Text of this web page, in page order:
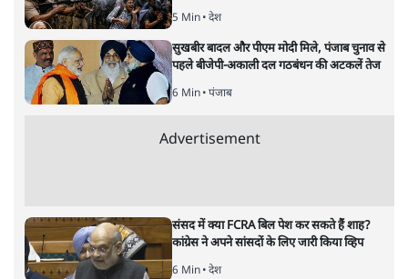
5 Min• देश
सुखबीर बादल और पीएम मोदी मिले, पंजाब चुनाव से
पहले बीजेपी-अकाली दल गठबंधन की अटकलें तेज
6 Min• पंजाब
Advertisement
संसद में क्या FCRA बिल पेश कर सकते हैं शाह?
कांग्रेस ने अपने सांसदों के लिए जारी किया व्हिप
6 Min• देश